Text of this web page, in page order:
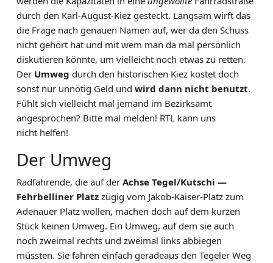
durch den Karl-August-Kiez gesteckt. Langsam wirft das
die Frage nach genauen Namen auf, wer da den Schuss
nicht gehört hat und mit wem man da mal persönlich
diskutieren könnte, um vielleicht noch etwas zu retten.
Der Umweg durch den historischen Kiez kostet doch
sonst nur unnötig Geld und wird dann nicht benutzt.
Fühlt sich vielleicht mal jemand im Bezirksamt
angesprochen? Bitte mal melden! RTL kann uns
nicht helfen!
Der Umweg
Radfahrende, die auf der Achse Tegel/Kutschi —
Fehrbelliner Platz zügig vom Jakob-Kaiser-Platz zum
Adenauer Platz wollen, machen doch auf dem kurzen
Stück keinen Umweg. Ein Umweg, auf dem sie auch
noch zweimal rechts und zweimal links abbiegen
müssten. Sie fahren einfach geradeaus den Tegeler Weg